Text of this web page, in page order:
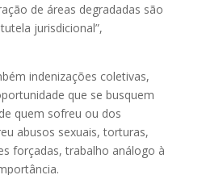
de áreas degradadas são
jurisdicional”,
indenizações coletivas,
que se busquem
quem sofreu ou dos
abusos sexuais, torturas,
forçadas, trabalho análogo à